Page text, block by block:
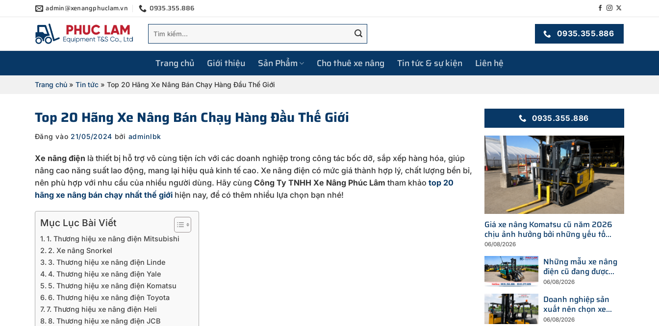
qua
admin@xenangphuclam.vn 0935.355.886
kiếm:
0935.355.886
Trang chủ Giới thiệu Sản Phẩm Cho thuê xe nâng Tin tức & sự kiện Liên hệ
Trang chủ» Tin tức» Top 20 Hãng Xe Nâng Bán Chạy Hàng Đầu Thế Giới
Top 20 Hãng Xe Nâng Bán Chạy Hàng Đầu Thế Giới
Đăng vào 21/05/2024 bởi adminlbk
Xe nâng điện là thiết bị hỗ trợ vô cùng tiện ích với các doanh nghiệp trong công tác bốc dỡ, sắp xếp hàng hóa, giúp
nâng cao năng suất lao động, mang lại hiệu quả kinh tế cao. Xe nâng điện có mức giá thành hợp lý, chất lượng bền bỉ,
nên phù hợp với nhu cầu của nhiều người dùng. Hãy cùng Công Ty TNHH Xe Nâng Phúc Lâm tham khảo top 20
hãng xe nâng bán chạy nhất thế giớihiện nay, để có thêm nhiều lựa chọn bạn nhé!
Mục Lục Bài Viết
1. Thương hiệu xe nâng điện Mitsubishi
2. Xe nâng Snorkel
3. Thương hiệu xe nâng điện Linde
4. Thương hiệu xe nâng điện Yale
5. Thương hiệu xe nâng điện Komatsu
6. Thương hiệu xe nâng điện Toyota
7. Thương hiệu xe nâng điện Heli
8. Thương hiệu xe nâng điện JCB
0935.355.886
Giá xe nâng Komatsu cũ năm 2026
chịu ảnh hưởng bởi những yếu tố
nào?
06/08/2026
Những mẫu xe nâng
điện cũ đang được
tìm kiếm nhiều nhất
nay
06/08/2026
Doanh nghiệp sản
xuất nên chọn xe
nâng điện hay xe
06/08/2026